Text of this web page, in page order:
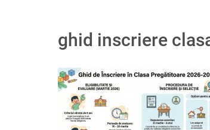
ghid inscriere